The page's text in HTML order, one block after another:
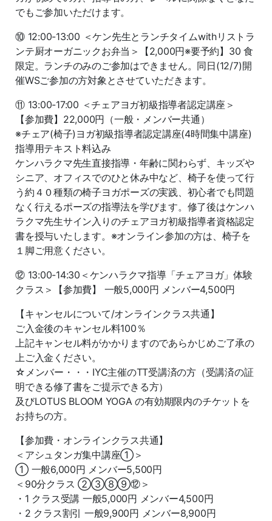
でもご参加いただけます。
⑩ 12:00-13:00 ＜ケン先生とランチタイムwithリストラ
ンテ厨オーガニックお弁当＞【2,000円※要予約】30 食
限定。ランチのみのご参加はできません。同日(12/7)開
催WSご参加の方対象とさせていただきます。
⑪ 13:00-17:00 ＜チェアヨガ初級指導者認定講座＞
【参加費】22,000円（一般・メンバー共通）
※チェア(椅子)ヨガ初級指導者認定講座(4時間集中講座)
指導用テキスト料込み
ケンハラクマ先生直接指導・年齢に関わらず、キッズや
シニア、オフィスでのひと休み中など、椅子を使って行
う約４０種類の椅子ヨガポーズの実践、初心者でも問題
なく行えるポーズの指導法を学びます。修了後はケンハ
ラクマ先生サイン入りのチェアヨガ初級指導者資格認定
書を授与いたします。※オンライン参加の方は、椅子を
１脚ご用意ください。
⑫ 13:00-14:30＜ケンハラクマ指導「チェアヨガ」体験
クラス＞【参加費】 一般5,000円 メンバー4,500円
【キャンセルについて/オンラインクラス共通】
ご入金後のキャンセル料100％
上記キャンセル料がかかりますのであらかじめご了承の
上ご入金ください。
☆メンバー・・・IYC主催のTT受講済の方（受講済の証
明できる修了書をご提示できる方）
及びLOTUS BLOOM YOGA の有効期限内のチケットを
お持ちの方。
【参加費・オンラインクラス共通】
＜アシュタンガ集中講座①＞
① 一般6,000円 メンバー5,500円
＜90分クラス ②③⑧⑨⑫＞
・1 クラス受講 一般5,000円 メンバー4,500円
・2 クラス割引 一般9,900円 メンバー8,900円